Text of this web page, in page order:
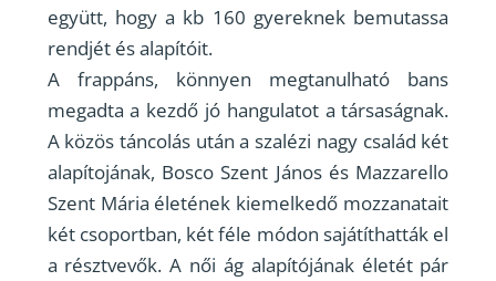
együtt, hogy a kb 160 gyereknek bemutassa
rendjét és alapítóit.
A frappáns, könnyen megtanulható bans
megadta a kezdő jó hangulatot a társaságnak.
A közös táncolás után a szalézi nagy család két
alapítojának, Bosco Szent János és Mazzarello
Szent Mária életének kiemelkedő mozzanatait
két csoportban, két féle módon sajátíthatták el
a résztvevők. A női ág alapítójának életét pár